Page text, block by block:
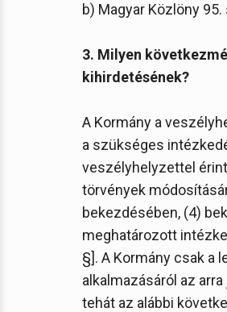
b) Magyar Közlöny
3. Milyen
kihirdetésének?
A Kormány a
a szükséges
veszélyhelyzettel
törvények
bekezdésében, (4)
meghatározott
§]. A Kormány csak a
alkalmazásáról az
tehát az alábbi